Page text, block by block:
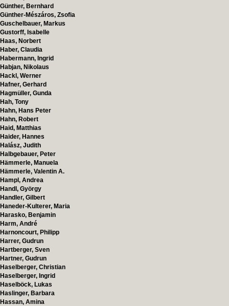
Günther, Bernhard
Günther-Mészáros, Zsofia
Guschelbauer, Markus
Gustorff, Isabelle
Haas, Norbert
Haber, Claudia
Habermann, Ingrid
Habjan, Nikolaus
Hackl, Werner
Hafner, Gerhard
Hagmüller, Gunda
Hah, Tony
Hahn, Hans Peter
Hahn, Robert
Haid, Matthias
Haider, Hannes
Halász, Judith
Halbgebauer, Peter
Hämmerle, Manuela
Hämmerle, Valentin A.
Hampl, Andrea
Handl, György
Handler, Gilbert
Haneder-Kulterer, Maria
Harasko, Benjamin
Harm, André
Harnoncourt, Philipp
Harrer, Gudrun
Hartberger, Sven
Hartner, Gudrun
Haselberger, Christian
Haselberger, Ingrid
Haselböck, Lukas
Haslinger, Barbara
Hassan, Amina